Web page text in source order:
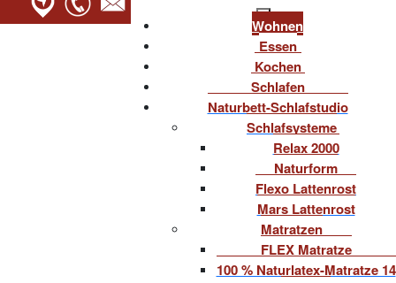
Wohnen
Essen
Kochen
Schlafen
Naturbett-Schlafstudio
Schlafsysteme
Relax 2000
Naturform
Flexo Lattenrost
Mars Lattenrost
Matratzen
FLEX Matratze
100 % Naturlatex-Matratze 14